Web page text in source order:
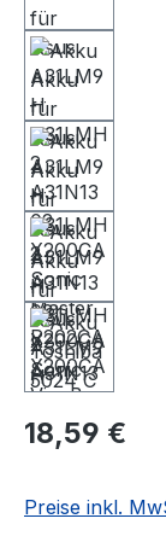
18,59 €
Preise inkl.